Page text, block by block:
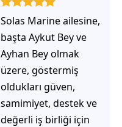
Solas Marine ile
çalıştığınızda,
işlerinin gerçekten
çözüm üretmeye
odaklı olduğunu
hemen fark
ediyorsunuz.